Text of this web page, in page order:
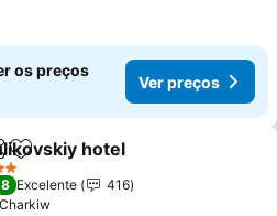
os preços
Ver preços
Adicionar aos favoritos
hotel
Excelente
416
Charkiw